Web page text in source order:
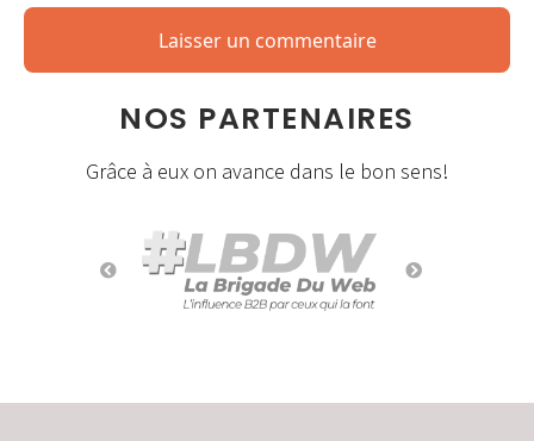
NOS PARTENAIRES
Grâce à eux on avance dans le bon sens!